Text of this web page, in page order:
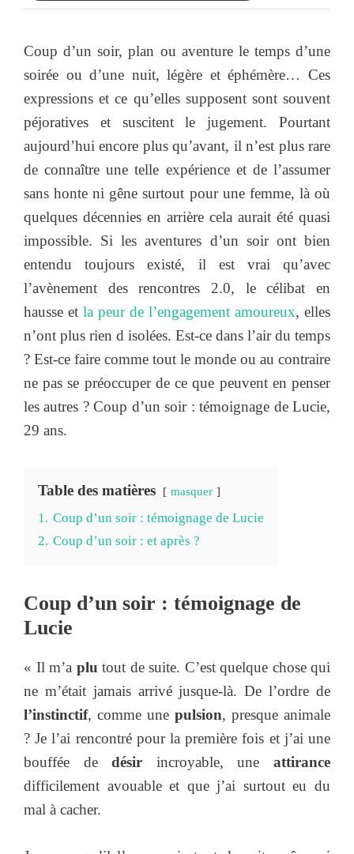
Coup d’un soir, plan ou aventure le temps d’une
soirée ou d’une nuit, légère et éphémère… Ces
expressions et ce qu’elles supposent sont souvent
péjoratives et suscitent le jugement. Pourtant
aujourd’hui encore plus qu’avant, il n’est plus rare
de connaître une telle expérience et de l’assumer
sans honte ni gêne surtout pour une femme, là où
quelques décennies en arrière cela aurait été quasi
impossible. Si les aventures d’un soir ont bien
entendu toujours existé, il est vrai qu’avec
l’avènement des rencontres 2.0, le célibat en
hausse et la peur de l’engagement amoureux, elles
n’ont plus rien d isolées. Est-ce dans l’air du temps
? Est-ce faire comme tout le monde ou au contraire
ne pas se préoccuper de ce que peuvent en penser
les autres ? Coup d’un soir : témoignage de Lucie,
29 ans.
Table des matières masquer
1. Coup d’un soir : témoignage de Lucie
2. Coup d’un soir : et après ?
Coup d’un soir : témoignage de
Lucie
« Il m’a plu tout de suite. C’est quelque chose qui
ne m’était jamais arrivé jusque-là. De l’ordre de
l’instinctif, comme une pulsion, presque animale
? Je l’ai rencontré pour la première fois et j’ai une
bouffée dedésir incroyable, uneattirance
difficilement avouable et que j’ai surtout eu du
mal à cacher.